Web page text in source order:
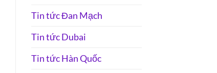
Tin tức Đan Mạch
Tin tức Dubai
Tin tức Hàn Quốc